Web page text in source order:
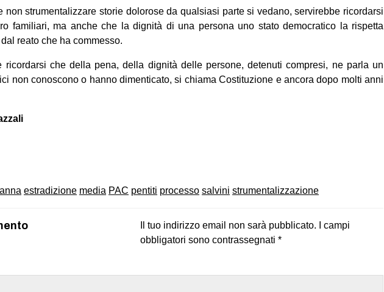
non strumentalizzare storie dolorose da qualsiasi parte si vedano, servirebbe ricordarsi
familiari, ma anche che la dignità di una persona uno stato democratico la rispetta
reato che ha commesso.
ricordarsi che della pena, della dignità delle persone, detenuti compresi, ne parla un
non conoscono o hanno dimenticato, si chiama Costituzione e ancora dopo molti anni
estradizione media PAC pentiti processo salvini strumentalizzazione
Il tuo indirizzo email non sarà pubblicato.
I campi
obbligatori sono contrassegnati *